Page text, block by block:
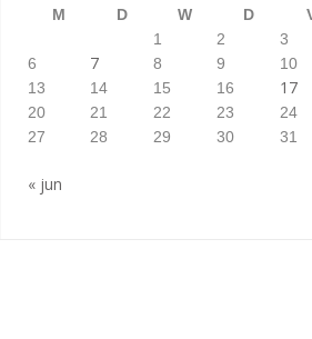
M
D W D
1
2 3
6
7 8 9 10
13
14 15 16 17
20
21 22 23 24
27
28 29 30 31
« jun